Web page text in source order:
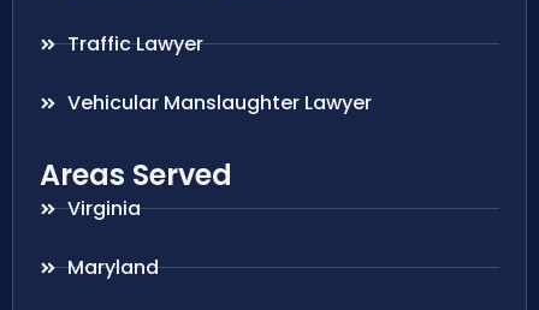
Traffic Lawyer
Vehicular Manslaughter Lawyer
Areas Served
Virginia
Maryland